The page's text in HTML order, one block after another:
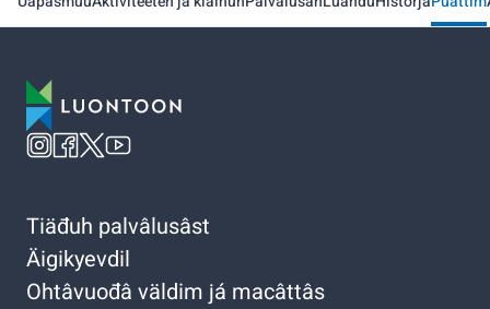
Tiäđuh palvâlusâst
Äigikyevdil
Ohtâvuođâ väldim já macâttâs